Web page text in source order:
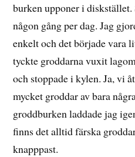
burken upponer i diskstället.
någon gång per dag. Jag
enkelt och det började vara
tyckte groddarna vuxit
och stoppade i kylen. Ja, vi
mycket groddar av bara
groddburken laddade jag
finns det alltid färska
knapppast.